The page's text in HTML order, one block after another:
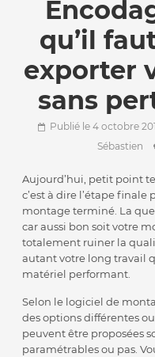
qu’il
exporter
sans
Publié le 4 octobre
Sébastien
Aujourd’hui, petit point
c’est à dire l’étape
montage terminé. La
car aussi bon soit votre
totalement ruiner la
autant votre long travail
matériel performant.
Selon le logiciel de
des options différentes
peuvent être proposées
paramétrables ou pas.